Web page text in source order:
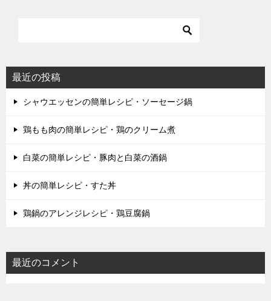
最近の投稿
シャウエッセンの簡単レシピ・ソーセージ鍋
鶏もも肉の簡単レシピ・鶏のクリーム煮
白菜の簡単レシピ・豚肉と白菜の酒鍋
丼の簡単レシピ・すた丼
鶏鍋のアレンジレシピ・鶏豆腐鍋
最近のコメント